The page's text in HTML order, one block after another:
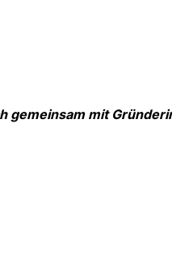
gemeinsam mit